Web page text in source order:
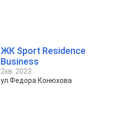
ЖК Sport Residence
Business
2кв. 2023
ул.Федора Конюхова